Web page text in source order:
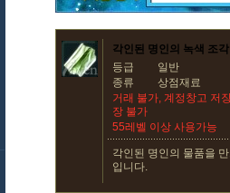
각인된 명인의 녹색 조각
등급
일반
종류
상점재료
거래 불가, 계정창고 저
장 불가
55레벨 이상 사용가능
각인된 명인의 물품을
입니다.